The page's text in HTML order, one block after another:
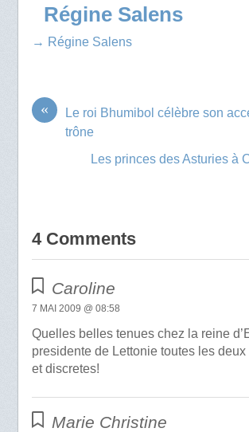
Régine Salens
→ Régine Salens
«
Le roi Bhumibol célèbre son
trône
Les princes des Asturies à
4 Comments
Caroline
7 MAI 2009 @ 08:58
Quelles belles tenues chez la reine
presidente de Lettonie toutes les
et discretes!
Marie Christine